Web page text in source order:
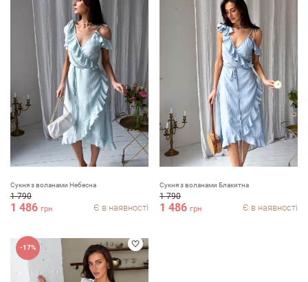
Сукня з воланами Небесна
1 790
1 486 грн Є в наявності
Сукня з воланами Блакитна
1 790
1 486 грн Є в наявності
-17%